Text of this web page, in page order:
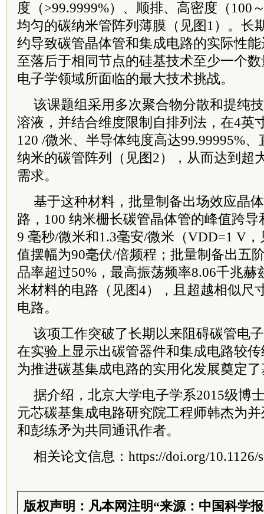
度（>99.9999%）、顺排、高密度（100
均匀的碳纳米管阵列薄膜（见图1）。长
约导致碳管晶体管和集成电路的实际性
至落后于相同节点的硅基技术至少一个
电子学领域所面临的最大技术挑战。
该课题组采用多次聚合物分散和提纯
溶液，并结合维度限制自排列法，在4英
120 /微米、半导体纯度高达99.99995%
纳米的碳管阵列（见图2），从而达到超
需求。
基于这种材料，批量制备出场效应晶
路，100 纳米栅长碳管晶体管的峰值跨
9 毫秒/微米和1.3毫安/微米（VDD=1 V
值摆幅为90毫伏/倍频程；批量制备出五
品率超过50%，最高振荡频率8.06千兆
米材料的电路（见图4），且超越相似尺
电路。
该项工作突破了长期以来阻碍碳管电
在实验上显示出碳管器件和集成电路较
为推进碳基集成电路的实用化发展奠定
据介绍，北京大学电子学系2015级博
元芯碳基集成电路研究院工程师韩杰为
和彭练矛为共同通讯作者。
相关论文信息：https://doi.org/10.1126/
版权声明：凡本网注明“来源：中国科学